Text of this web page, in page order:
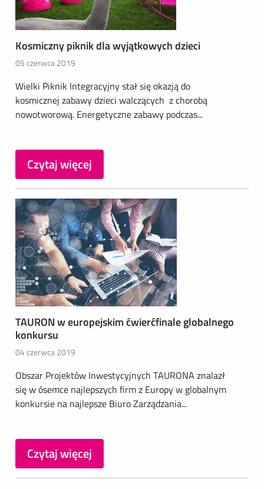
Kosmiczny piknik dla wyjątkowych dzieci
05 czerwca 2019
Wielki Piknik Integracyjny stał się okazją do
kosmicznej zabawy dzieci walczących z chorobą
nowotworową. Energetyczne zabawy podczas...
Czytaj więcej
TAURON w europejskim ćwierćfinale globalnego
konkursu
04 czerwca 2019
Obszar Projektów Inwestycyjnych TAURONA znalazł
się w ósemce najlepszych firm z Europy w globalnym
konkursie na najlepsze Biuro Zarządzania...
Czytaj więcej